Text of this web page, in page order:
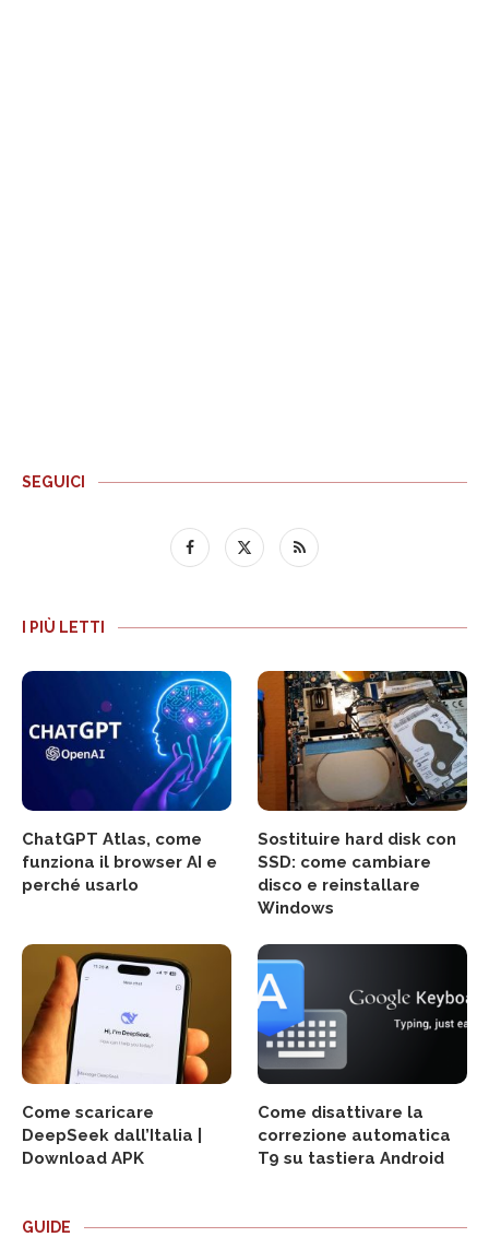
SEGUICI
I PIÙ LETTI
ChatGPT Atlas, come
funziona il browser AI e
perché usarlo
Sostituire hard disk con
SSD: come cambiare
disco e reinstallare
Windows
Come scaricare
DeepSeek dall’Italia |
Download APK
Come disattivare la
correzione automatica
T9 su tastiera Android
GUIDE